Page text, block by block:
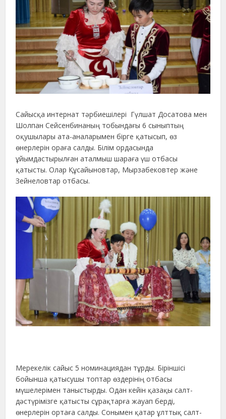
Сайысқа интернат тәрбиешілері Гүлшат Досатова мен
Шолпан Сейсенбинаның тобындағы 6 сыныптың
оқушылары ата-аналарымен бірге қатысып, өз
өнерлерін ораға салды. Білім ордасында
ұйымдастырылған аталмыш шараға үш отбасы
қатысты. Олар Құсайыновтар, Мырзабековтер және
Зейнеловтар отбасы.
Мерекелік сайыс 5 номинациядан тұрды. Біріншісі
бойынша қатысушы топтар өздерінің отбасы
мүшелерімен таныстырды. Одан кейін қазақы салт-
дәстүрімізге қатысты сұрақтарға жауап берді,
өнерлерін ортаға салды. Сонымен қатар ұлттық салт-